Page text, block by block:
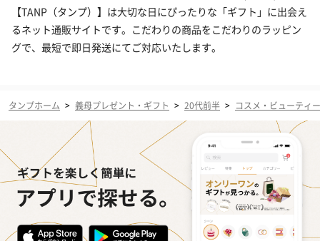
【TANP（タンプ）】は大切な日にぴったりな「ギフト」に出会え
るネット通販サイトです。こだわりの商品をこだわりのラッピン
グで、最短で即日発送にてご対応いたします。
タンプホーム > 義母プレゼント・ギフト > 20代前半 > コスメ・ビューティー